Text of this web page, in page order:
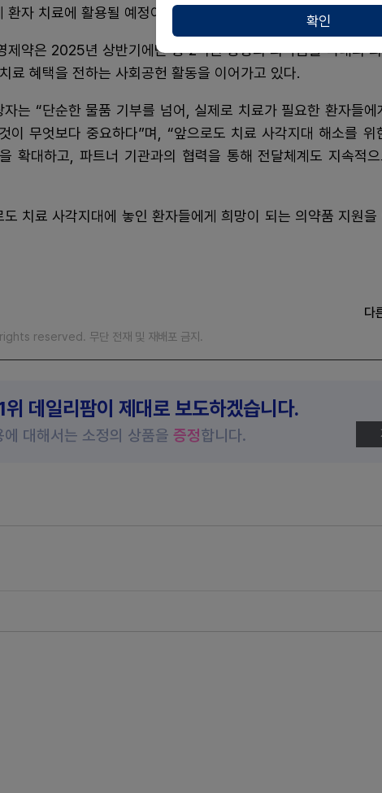
자 치료에 활용될 예정이다.
제약은 2025년 상반기에만 총 2억원 상당의 의약품을 국내외
료 혜택을 전하는 사회공헌 활동을 이어가고 있다.
는 “단순한 물품 기부를 넘어, 실제로 치료가 필요한 환자들에
이 무엇보다 중요하다”며, “앞으로도 치료 사각지대 해소를 위
확대하고, 파트너 기관과의 협력을 통해 전달체계도 지속적
치료 사각지대에 놓인 환자들에게 희망이 되는 의약품 지원을
다
reserved. 무단 전재 및 재배포 금지.
위 데일리팜이 제대로 보도하겠습니다.
대해서는 소정의 상품을 증정합니다.
확인